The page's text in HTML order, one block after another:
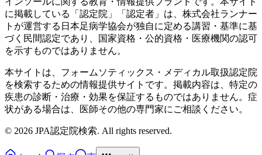
に掲載している「認定院」「認定者」は、株式会社ランナー
トが運営する日本足病学協会が独自に定める講習・基準に基
づく民間認定であり、国家資格・公的資格・医療機関の認可
を示すものではありません。
本サイトは、フォームソティックス・メディカル取扱認定院
を検索するための情報提供サイトです。掲載内容は、特定の
疾患の診断・治療・効果を保証するものではありません。症
状がある場合は、医師その他の専門家にご相談ください。
© 2026 JPA認定院検索. All rights reserved.